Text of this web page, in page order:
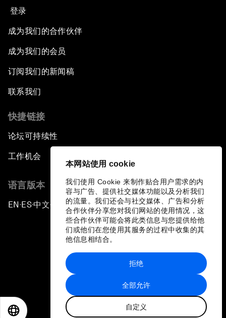
本网站使用 cookie
我们使用 Cookie 来制作贴合用户需求的内
容与广告、提供社交媒体功能以及分析我们
的流量。我们还会与社交媒体、广告和分析
合作伙伴分享您对我们网站的使用情况，这
些合作伙伴可能会将此类信息与您提供给他
们或他们在您使用其服务的过程中收集的其
他信息相结合。
全部允许
自定义
拒绝
登录
成为我们的合作伙伴
成为我们的会员
订阅我们的新闻稿
联系我们
快捷链接
论坛可持续性
工作机会
语言版本
EN ▪ES▪中文▪ 日本語
站点地图
世界经济论坛